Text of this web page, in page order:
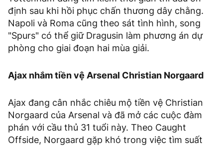
định sau khi hồi phục chấn thương dây chằng.
Napoli và Roma cũng theo sát tình hình, song
"Spurs" có thể giữ Dragusin làm phương án dự
phòng cho giai đoạn hai mùa giải.
Ajax nhắm tiền vệ Arsenal Christian Norgaard
Ajax đang cân nhắc chiêu mộ tiền vệ Christian
Norgaard của Arsenal và đã mở các cuộc đàm
phán với cầu thủ 31 tuổi này. Theo Caught
Offside, Norgaard gặp khó trong việc tìm suất